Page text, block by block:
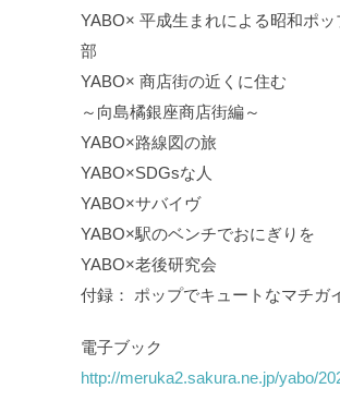
YABO× 平成生まれによる昭和ポッ
部
YABO× 商店街の近くに住む
～向島橘銀座商店街編～
YABO×路線図の旅
YABO×SDGsな人
YABO×サバイヴ
YABO×駅のベンチでおにぎりを
YABO×老後研究会
付録： ポップでキュートなマチガ
電子ブック
http://meruka2.sakura.ne.jp/yabo/